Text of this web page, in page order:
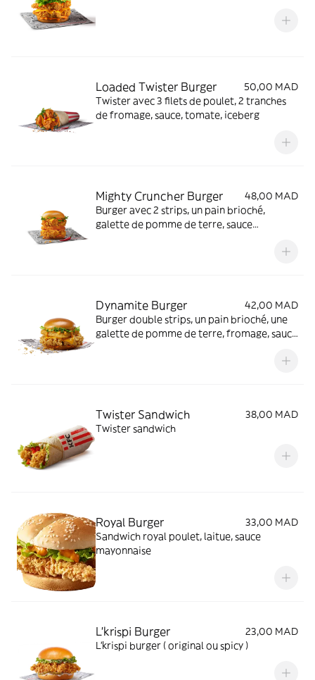
Loaded Twister Burger
50,00 MAD
Twister avec 3 filets de poulet, 2 tranches
de fromage, sauce, tomate, iceberg
Mighty Cruncher Burger
48,00 MAD
Burger avec 2 strips, un pain brioché,
galette de pomme de terre, sauce
Dynamite Burger
42,00 MAD
Burger double strips, un pain brioché, une
galette de pomme de terre, fromage, sauce
Twister Sandwich
38,00 MAD
Twister sandwich
Royal Burger
33,00 MAD
Sandwich royal poulet, laitue, sauce
mayonnaise
L'krispi Burger
23,00 MAD
L'krispi burger ( original ou spicy )